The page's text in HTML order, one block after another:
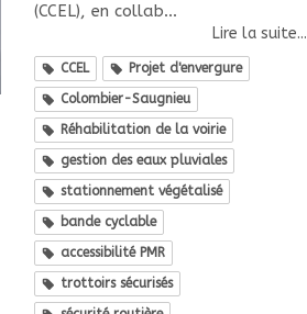
(CCEL), en collab...
Lire la suite...
CCEL
Projet d'envergure
Colombier-Saugnieu
Réhabilitation de la voirie
gestion des eaux pluviales
stationnement végétalisé
bande cyclable
accessibilité PMR
trottoirs sécurisés